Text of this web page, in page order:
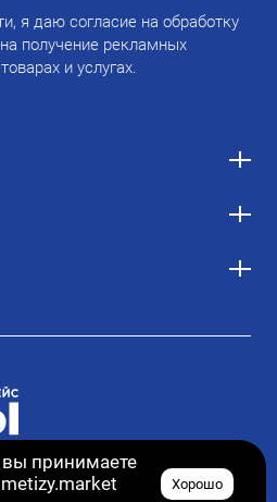
вы принимаете
metizy.market
Хорошо
я даю согласие на обработку
получение рекламных
и услугах.